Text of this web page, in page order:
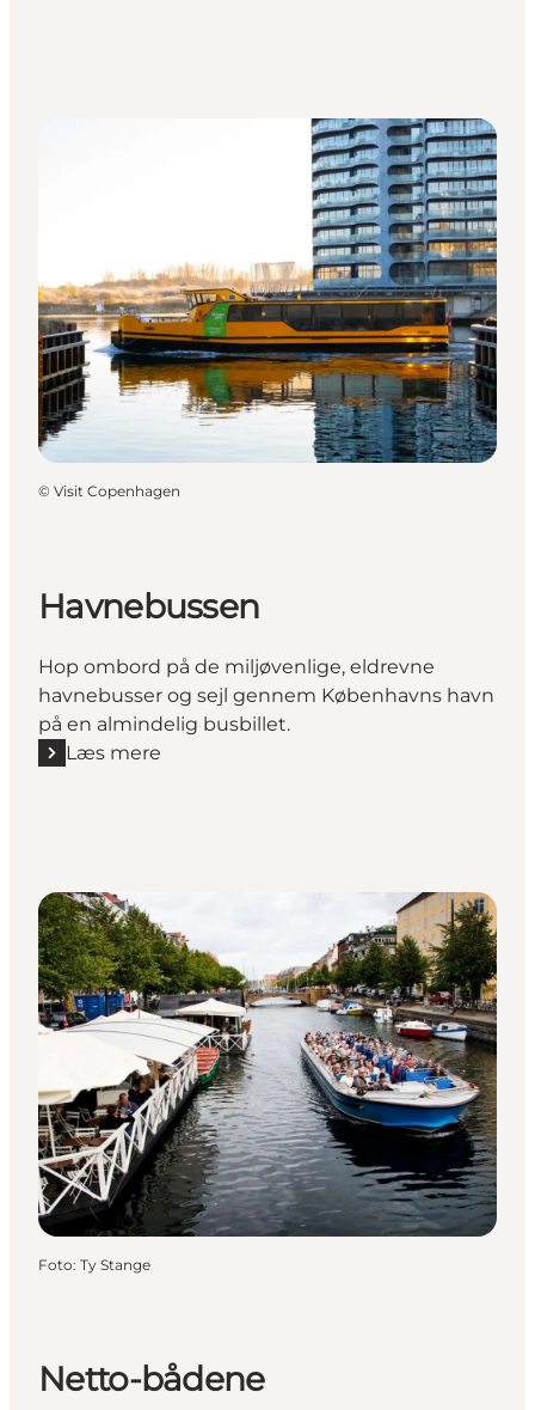
© Visit Copenhagen
Havnebussen
Hop ombord på de miljøvenlige, eldrevne
havnebusser og sejl gennem Københavns havn
på en almindelig busbillet.
Læs mere
Læs mere "Havnebussen"
Foto: Ty Stange
Netto-bådene